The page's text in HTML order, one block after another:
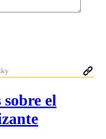
sobre el